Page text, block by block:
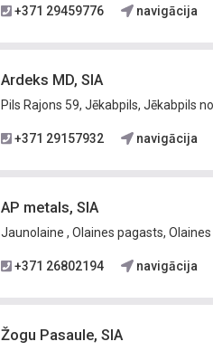
+371 29459776 navigācija
Ardeks MD, SIA
Pils Rajons 59, Jēkabpils, Jēkabpils
+371 29157932 navigācija
AP metals, SIA
Jaunolaine , Olaines pagasts, Olaines
+371 26802194 navigācija
Žogu Pasaule, SIA